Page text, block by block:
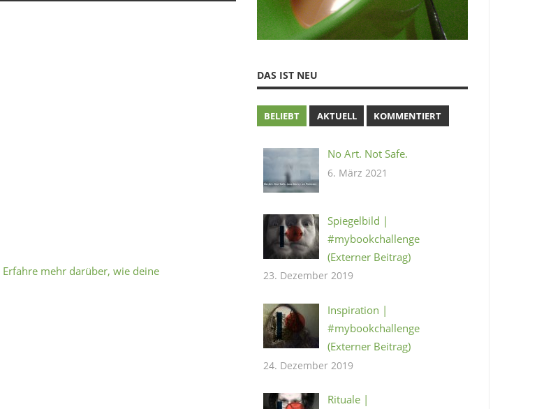
Erfahre mehr darüber, wie deine
DAS IST NEU
BELIEBT AKTUELL KOMMENTIERT
No Art. Not Safe.
6. März 2021
Spiegelbild |
#mybookchallenge
(Externer Beitrag)
23. Dezember 2019
Inspiration |
#mybookchallenge
(Externer Beitrag)
24. Dezember 2019
Rituale |